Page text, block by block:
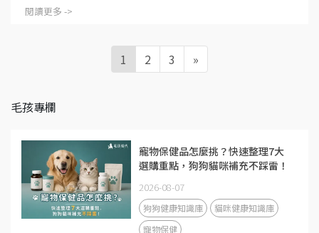
閱讀更多 ->
1 2 3 »
毛孩專欄
寵物保健品怎麼挑？快速整理7大
選購重點，狗狗貓咪補充不踩雷！
2026-08-07
狗狗健康知識庫
貓咪健康知識庫
寵物保健